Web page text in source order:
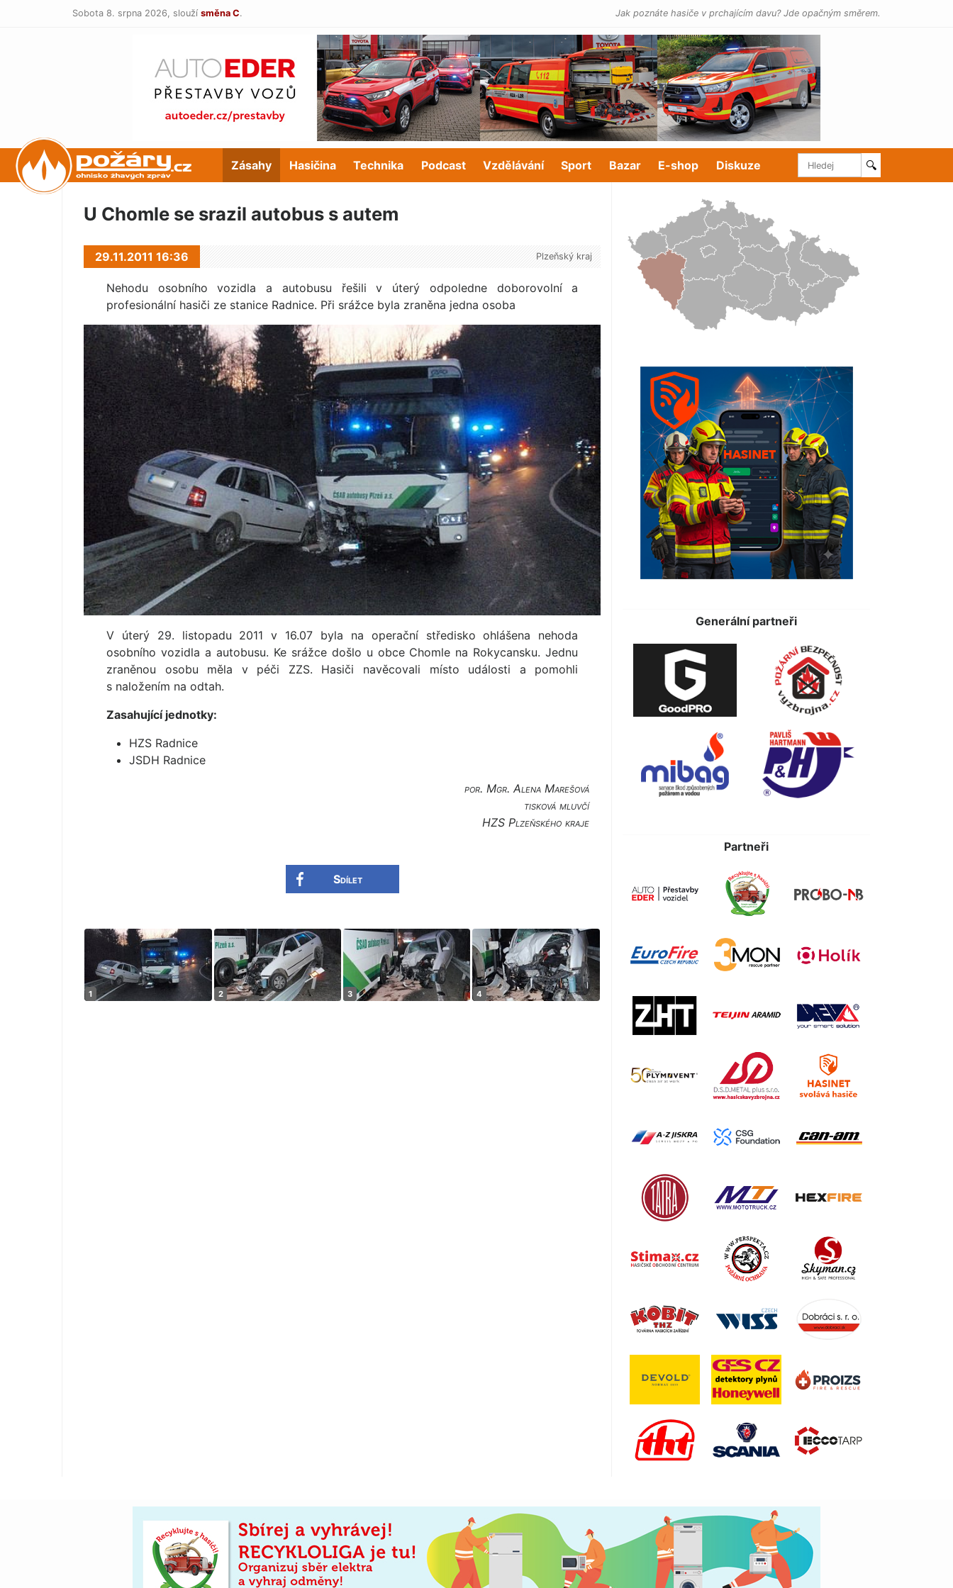
Sobota 8. srpna 2026, slouží směna C. Jak poznáte hasiče v prchajícím davu? Jde opačným směrem.
POŽÁRY.cz Zásahy Hasičina Technika Podcast Vzdělávání Sport Bazar E-shop Diskuze 🔍
U Chomle se srazil autobus s autem
29.11.2011 16:36 Plzeňský kraj
Nehodu osobního vozidla a autobusu řešili v úterý odpoledne doborovolní a
profesionální hasiči ze stanice Radnice. Při srážce byla zraněna jedna osoba
V úterý 29. listopadu 2011 v 16.07 byla na operační středisko ohlášena nehoda
osobního vozidla a autobusu. Ke srážce došlo u obce Chomle na Rokycansku. Jednu
zraněnou osobu měla v péči ZZS. Hasiči navěcovali místo události a pomohli
s naložením na odtah.
Zasahující jednotky:
HZS Radnice
JSDH Radnice
por. Mgr. Alena Marešová
tisková mluvčí
HZS Plzeňského kraje
Sdílet
Generální partneři
Partneři